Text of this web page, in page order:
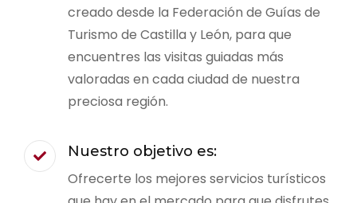
creado desde la Federación de Guías de
Turismo de Castilla y León, para que
encuentres las visitas guiadas más
valoradas en cada ciudad de nuestra
preciosa región.
Nuestro objetivo es:
Ofrecerte los mejores servicios turísticos